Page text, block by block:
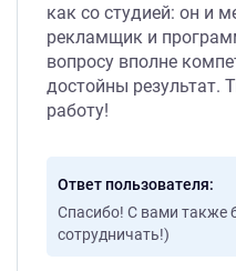
как со студией: он и
рекламщик и
вопросу вполне
достойны результат.
работу!
Ответ пользователя
Спасибо! С вами также
сотрудничать!)